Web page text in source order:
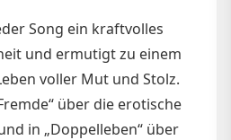
Song ein kraftvolles
und ermutigt zu einem
voller Mut und Stolz.
über die erotische
in „Doppelleben“ über